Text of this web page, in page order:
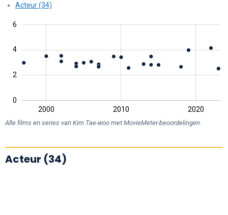
Acteur (34)
0
2
4
6
2000 2010 2020
Alle films en series van Kim Tae-woo met MovieMeter-beoordelingen.
Acteur (34)